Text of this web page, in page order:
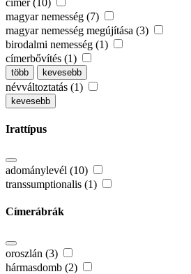
magyar nemesség (7)
magyar nemesség megújítása (3)
birodalmi nemesség (1)
címerbővítés (1)
több kevesebb
névváltoztatás (1)
kevesebb
Irattípus
adománylevél (10)
transsumptionalis (1)
Címerábrák
oroszlán (3)
hármasdomb (2)